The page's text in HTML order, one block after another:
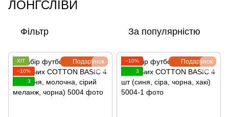
ЛОНГСЛІВИ
Фільтр За популярністю
Подарунок
ХІТ
−10%
3
Подарунок
−10%
3